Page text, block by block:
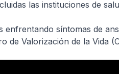
las instituciones de
síntomas de
Valorización de la Vida